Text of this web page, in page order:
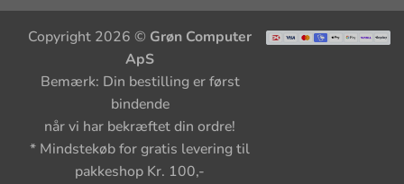
Copyright 2026 © Grøn Computer
ApS
Bemærk: Din bestilling er først
bindende
når vi har bekræftet din ordre!
* Mindstekøb for gratis levering til
pakkeshop Kr. 100,-